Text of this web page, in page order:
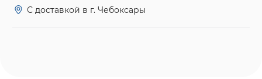
С доставкой в г. Чебоксары